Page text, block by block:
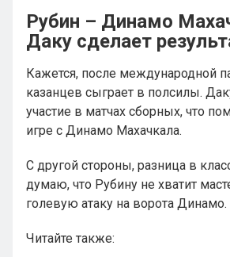
Рубин – Динамо
Даку сделает
Кажется, после международной
казанцев сыграет в полсилы.
участие в матчах сборных, что
игре с Динамо Махачкала.
С другой стороны, разница в
думаю, что Рубину не хватит
голевую атаку на ворота Динамо.
Читайте также: